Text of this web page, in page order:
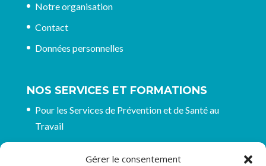
Gérer le consentement
Notre organisation
Contact
Données personnelles
NOS SERVICES ET FORMATIONS
Pour les Services de Prévention et de Santé au
Travail